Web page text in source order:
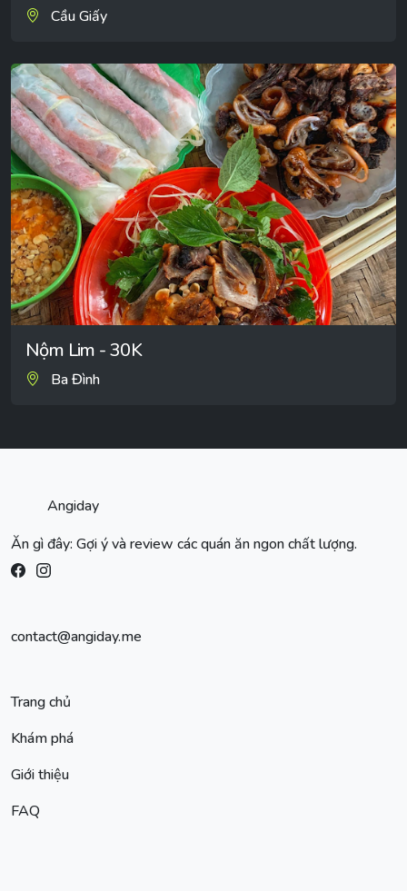
Cầu Giấy
Nộm Lim - 30K
Ba Đình
Angiday
Ăn gì đây: Gợi ý và review các quán ăn ngon chất lượng.
contact@angiday.me
Trang chủ
Khám phá
Giới thiệu
FAQ